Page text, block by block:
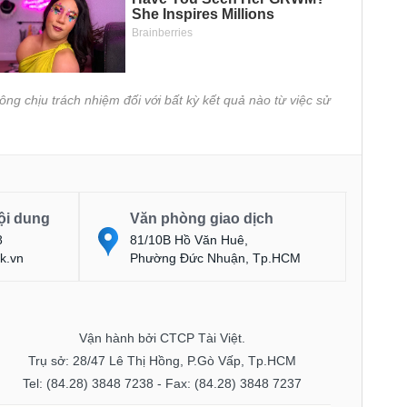
chịu trách nhiệm đối với bất kỳ kết quả nào từ việc sử
dung Văn phòng giao dịch
81/10B Hồ Văn Huê,
Phường Đức Nhuận, Tp.HCM
Vận hành bởi CTCP Tài Việt.
Trụ sở: 28/47 Lê Thị Hồng, P.Gò Vấp, Tp.HCM
Tel: (84.28) 3848 7238 - Fax: (84.28) 3848 7237